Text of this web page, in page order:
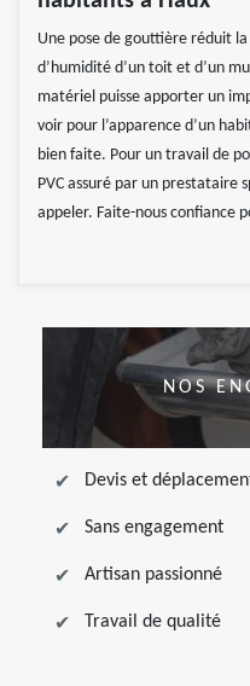
Une pose de gouttière réduit
d’humidité d’un toit et d’un
matériel puisse apporter un
voir pour l’apparence d’un
bien faite. Pour un travail de
PVC assuré par un prestataire
appeler. Faite-nous confiance
NOS
Devis et
Sans engagement
Artisan passionné
Travail de qualité